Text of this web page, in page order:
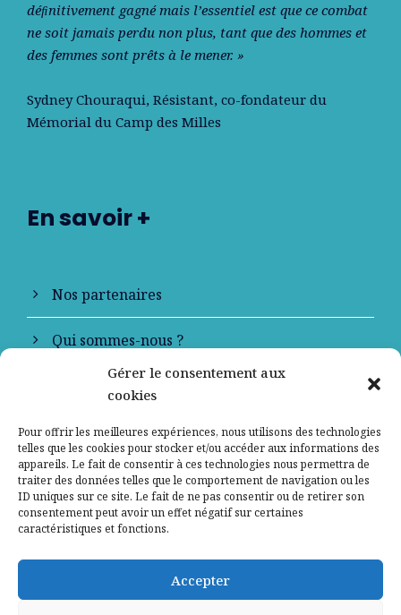
Gérer le consentement aux
cookies
Pour offrir les meilleures expériences, nous utilisons des technologies
telles que les cookies pour stocker et/ou accéder aux informations des
appareils. Le fait de consentir à ces technologies nous permettra de
traiter des données telles que le comportement de navigation ou les
ID uniques sur ce site. Le fait de ne pas consentir ou de retirer son
consentement peut avoir un effet négatif sur certaines
caractéristiques et fonctions.
Accepter
déﬁnitivement gagné mais l’essentiel est que ce combat
ne soit jamais perdu non plus, tant que des hommes et
des femmes sont prêts à le mener. »
Sydney Chouraqui, Résistant, co-fondateur du
Mémorial du Camp des Milles
En savoir +
Nos partenaires
Qui sommes-nous ?
Contactez-nous
Mentions légales
Politique de confidentialité